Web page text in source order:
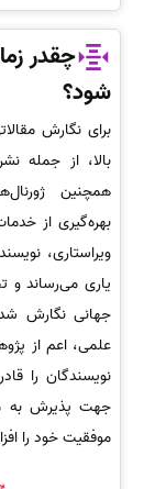
چقدر
شود؟
برای نگارش
همچنین
بهره‌گیری از
ویراستاری،
یاری می‌رساند و
جهانی نگارش
علمی، اعم از
نویسندگان را
جهت پذیرش به
موفقیت خود را